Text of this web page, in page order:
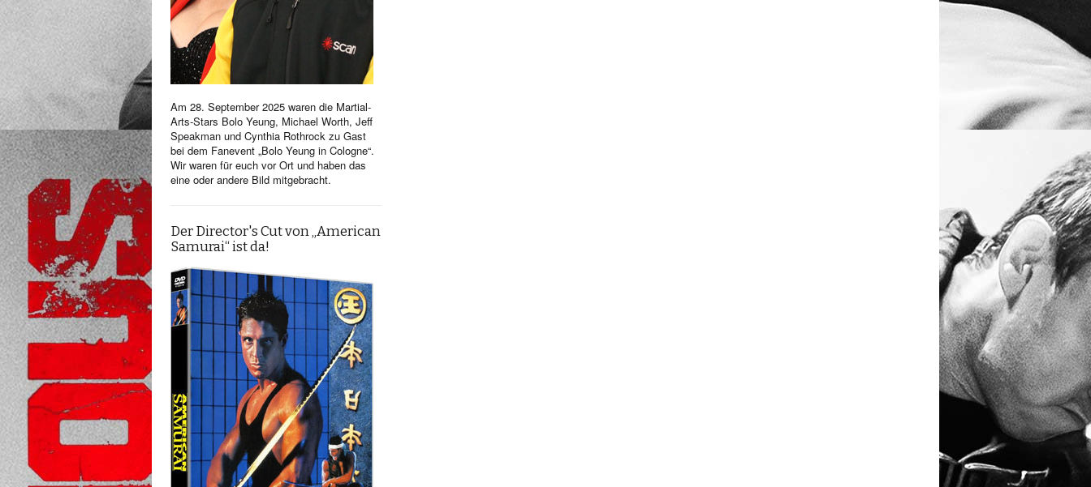
Am 28. September 2025 waren die Martial-
Arts-Stars Bolo Yeung, Michael Worth, Jeff
Speakman und Cynthia Rothrock zu Gast
bei dem Fanevent „Bolo Yeung in Cologne“.
Wir waren für euch vor Ort und haben das
eine oder andere Bild mitgebracht.
Der Director's Cut von „American
Samurai“ ist da!